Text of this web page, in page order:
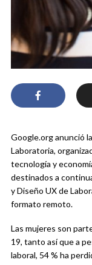
Google.org anunció
Laboratoria,
tecnología y
destinados a
y Diseño UX de
formato remoto.
Las mujeres son
19, tanto así que a
laboral, 54 % ha